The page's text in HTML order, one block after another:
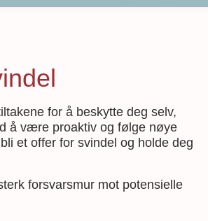
for å beskytte deg selv,
å være proaktiv og følge nøye
et offer for svindel og holde deg
forsvarsmur mot potensielle